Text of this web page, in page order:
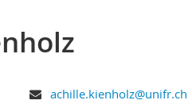
achille.kienholz@unifr.ch